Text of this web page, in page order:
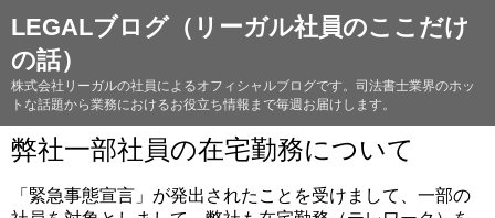
LEGALブログ（リーガル社員のここだけ
の話）
株式会社リーガルの社員によるオフィシャルブログです。司法書士業界のホッ
トな話題から業務におけるお役立ち情報まで毎週お届けします。
弊社一部社員の在宅勤務について
「緊急事態宣言」が発出されたことを受けまして、一部の